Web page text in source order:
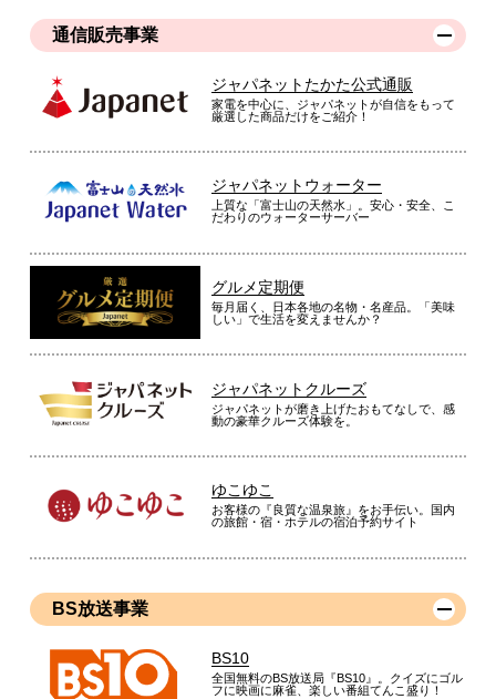
通信販売事業
ジャパネットたかた公式通販
家電を中心に、ジャパネットが自信をもって
厳選した商品だけをご紹介！
ジャパネットウォーター
上質な「富士山の天然水」。安心・安全、こ
だわりのウォーターサーバー
グルメ定期便
毎月届く、日本各地の名物・名産品。「美味
しい」で生活を変えませんか？
ジャパネットクルーズ
ジャパネットが磨き上げたおもてなしで、感
動の豪華クルーズ体験を。
ゆこゆこ
お客様の『良質な温泉旅』をお手伝い。国内
の旅館・宿・ホテルの宿泊予約サイト
BS放送事業
BS10
全国無料のBS放送局『BS10』。クイズにゴル
フに映画に麻雀、楽しい番組てんこ盛り！